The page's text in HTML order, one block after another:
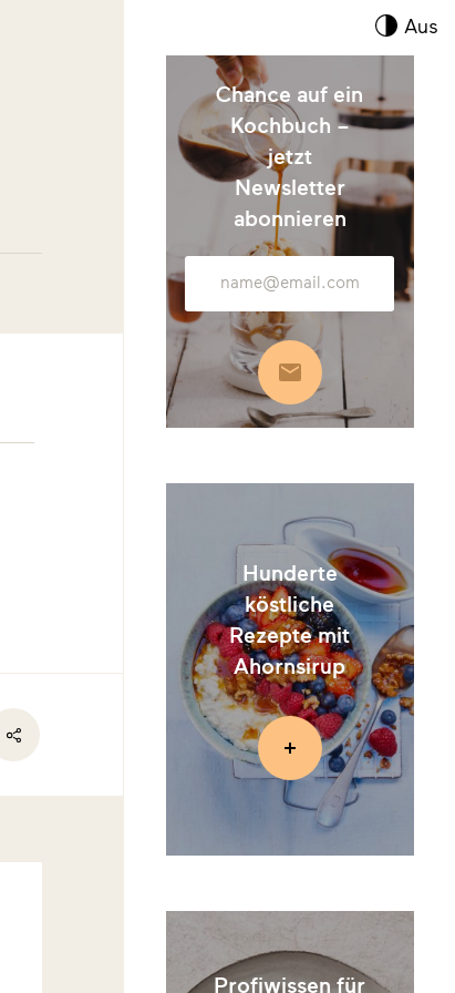
Aus
Chance auf ein
Kochbuch –
jetzt
Newsletter
abonnieren
Adresse
Abonnieren
Hunderte
köstliche
Rezepte mit
Ahornsirup
Profiwissen für